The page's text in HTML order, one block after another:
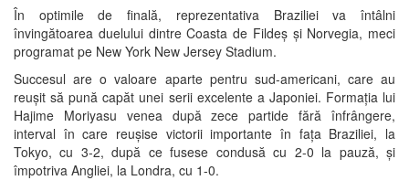
În optimile de finală, reprezentativa Braziliei va întâlni
învingătoarea duelului dintre Coasta de Fildeș și Norvegia, meci
programat pe New York New Jersey Stadium.
Succesul are o valoare aparte pentru sud-americani, care au
reușit să pună capăt unei serii excelente a Japoniei. Formația lui
Hajime Moriyasu venea după zece partide fără înfrângere,
interval în care reușise victorii importante în fața Braziliei, la
Tokyo, cu 3-2, după ce fusese condusă cu 2-0 la pauză, și
împotriva Angliei, la Londra, cu 1-0.